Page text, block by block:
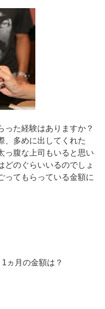
った経験はありますか？
、多めに出してくれた
っ腹な上司もいると思い
どのぐらいいるのでしょ
ってもらっている金額に
ヵ月の金額は？